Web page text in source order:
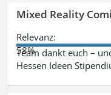
Mixed Reality
Relevanz:
58%
Team dankt euch –
Hessen Ideen